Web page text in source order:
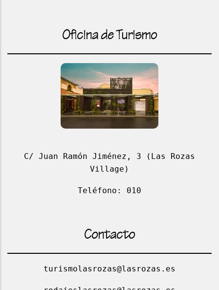
Oficina de Turismo
C/ Juan Ramón Jiménez, 3 (Las Rozas
Village)
Teléfono: 010
Contacto
turismolasrozas@lasrozas.es